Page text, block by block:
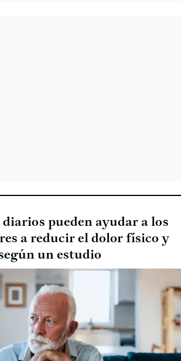
pueden ayudar a los
a reducir el dolor físico y
un estudio